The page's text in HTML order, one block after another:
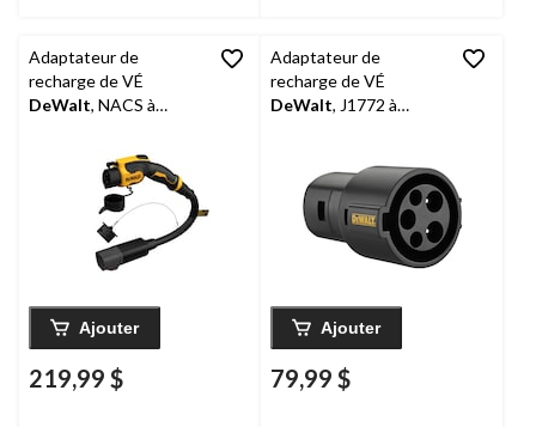
Adaptateur de
recharge de VÉ
DeWalt, NACS à
Ajouter
219,99 $
Adaptateur de
recharge de VÉ
DeWalt, J1772 à
Ajouter
79,99 $